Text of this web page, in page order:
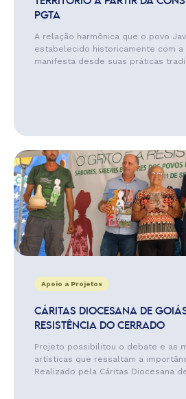
PGTA
A relação harmônica que o povo
estabelecido historicamente com a
manifesta desde suas práticas
Apoio a Projetos
CÁRITAS DIOCESANA DE
RESISTÊNCIA DO CERRADO
Projeto possibilitou o debate e as
artísticas que ressaltam a
Realizado pela Cáritas Diocesana